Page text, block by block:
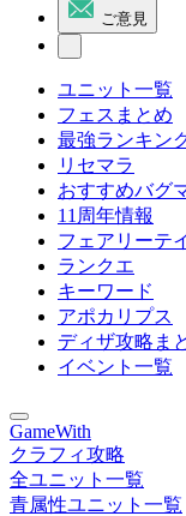
ご意見
ユニット一覧
フェスまとめ
最強ランキン
リセマラ
おすすめバグ
11周年情報
フェアリーテ
ランクエ
キーワード
アポカリプス
ディザ攻略ま
イベント一覧
GameWith
クラフィ攻略
全ユニット一覧
青属性ユニット一覧